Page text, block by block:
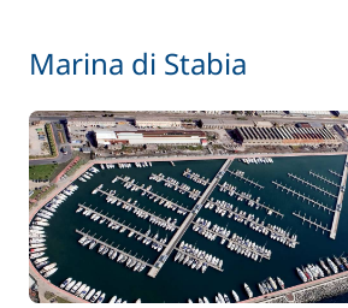
Marina di Stabia